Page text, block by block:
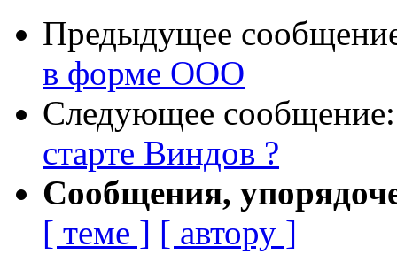
Предыдущее
в форме OOO
Следующее
старте Виндов ?
Сообщения,
[ теме ] [ автору ]